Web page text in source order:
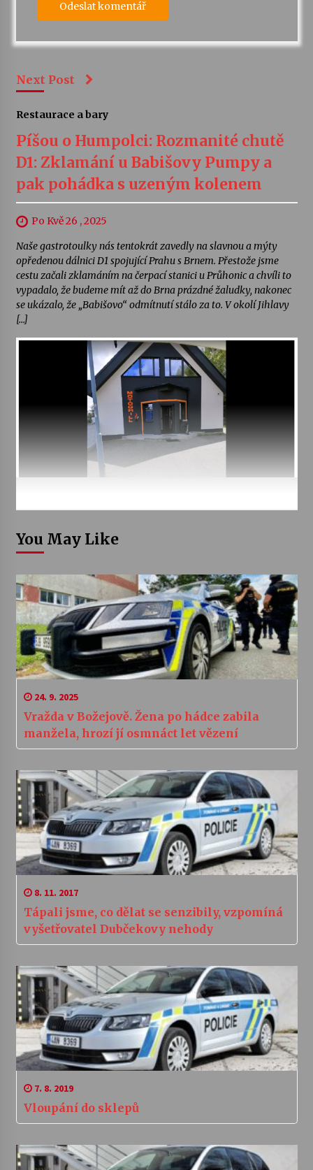
Next Post
Restaurace a bary
Píšou o Humpolci: Rozmanité chutě
D1: Zklamání u Babišovy Pumpy a
pak pohádka s uzeným kolenem
Po Kvě 26 , 2025
Naše gastrotoulky nás tentokrát zavedly na slavnou a mýty
opředenou dálnici D1 spojující Prahu s Brnem. Přestože jsme
cestu začali zklamáním na čerpací stanici u Průhonic a chvíli to
vypadalo, že budeme mít až do Brna prázdné žaludky, nakonec
se ukázalo, že „Babišovo“ odmítnutí stálo za to. V okolí Jihlavy
[…]
You May Like
24. 9. 2025
Vražda v Božejově. Žena po hádce zabila
manžela, hrozí jí osmnáct let vězení
8. 11. 2017
Tápali jsme, co dělat se senzibily, vzpomíná
vyšetřovatel Dubčekovy nehody
7. 8. 2019
Vloupání do sklepů